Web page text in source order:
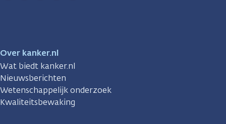
Over kanker.nl
Wat biedt kanker.nl
Nieuwsberichten
Wetenschappelijk onderzoek
Kwaliteitsbewaking